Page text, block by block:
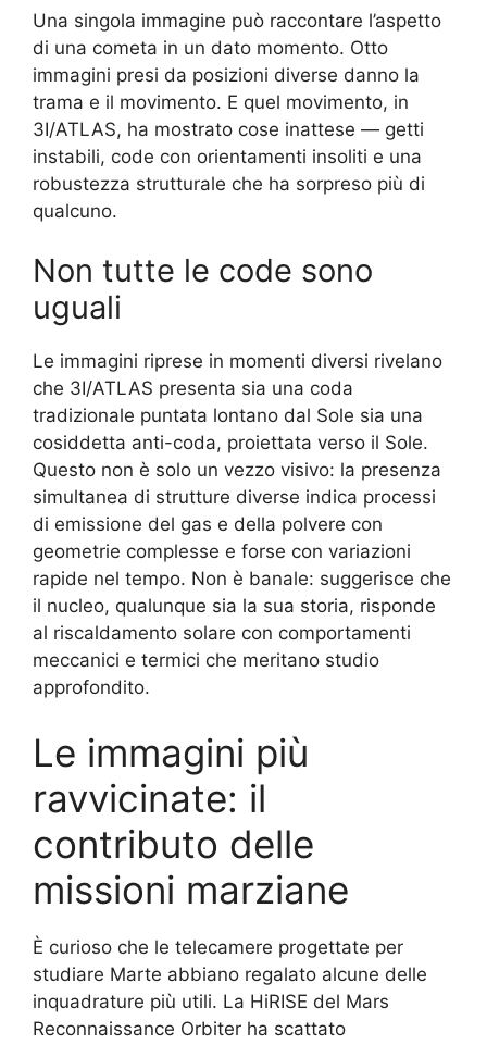
Una singola immagine può raccontare l’aspetto
di una cometa in un dato momento. Otto
immagini presi da posizioni diverse danno la
trama e il movimento. E quel movimento, in
3I/ATLAS, ha mostrato cose inattese — getti
instabili, code con orientamenti insoliti e una
robustezza strutturale che ha sorpreso più di
qualcuno.
Non tutte le code sono
uguali
Le immagini riprese in momenti diversi rivelano
che 3I/ATLAS presenta sia una coda
tradizionale puntata lontano dal Sole sia una
cosiddetta anti-coda, proiettata verso il Sole.
Questo non è solo un vezzo visivo: la presenza
simultanea di strutture diverse indica processi
di emissione del gas e della polvere con
geometrie complesse e forse con variazioni
rapide nel tempo. Non è banale: suggerisce che
il nucleo, qualunque sia la sua storia, risponde
al riscaldamento solare con comportamenti
meccanici e termici che meritano studio
approfondito.
Le immagini più
ravvicinate: il
contributo delle
missioni marziane
È curioso che le telecamere progettate per
studiare Marte abbiano regalato alcune delle
inquadrature più utili. La HiRISE del Mars
Reconnaissance Orbiter ha scattato